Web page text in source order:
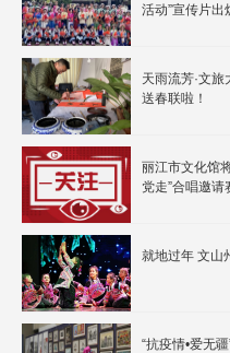
活动”宣传片出
天雨流芳·文
送春联啦！
丽江市文化馆
党走”合唱邀请
就地过年 文山
“抗疫情•爱无